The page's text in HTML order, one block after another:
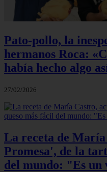
Pato-pollo, la
hermanos Roca:
había hecho algo
27/02/2026
La receta de
Promesa', de la
del mundo: "Es un